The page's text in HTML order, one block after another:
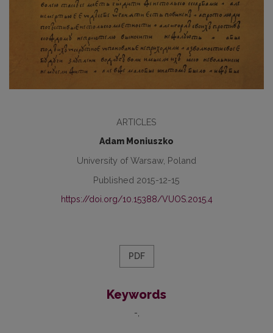
ARTICLES
Adam Moniuszko
University of Warsaw, Poland
Published 2015-12-15
https://doi.org/10.15388/VUOS.2015.4
PDF
Keywords
-